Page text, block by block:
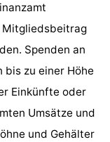
Mitgliedsbeitrag
Spenden an
bis zu einer Höhe
Einkünfte oder
Umsätze und
und Gehälter